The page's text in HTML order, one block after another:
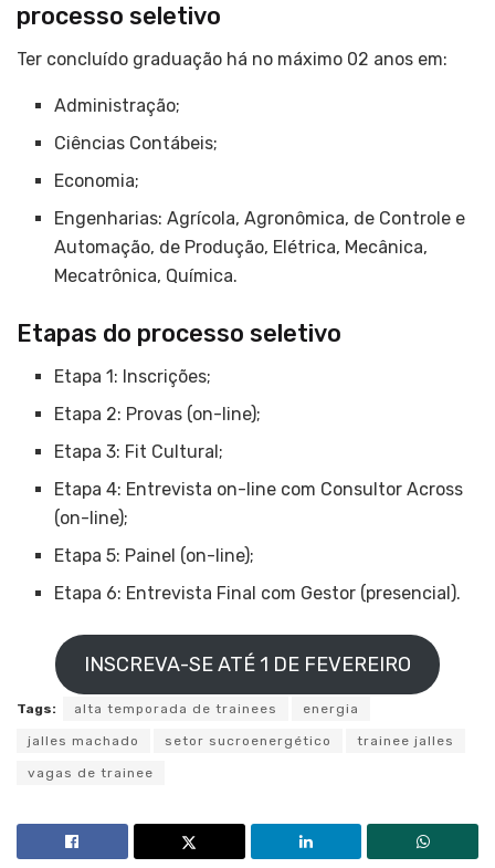
processo seletivo
Ter concluído graduação há no máximo 02 anos em:
Administração;
Ciências Contábeis;
Economia;
Engenharias: Agrícola, Agronômica, de Controle e
Automação, de Produção, Elétrica, Mecânica,
Mecatrônica, Química.
Etapas do processo seletivo
Etapa 1: Inscrições;
Etapa 2: Provas (on-line);
Etapa 3: Fit Cultural;
Etapa 4: Entrevista on-line com Consultor Across
(on-line);
Etapa 5: Painel (on-line);
Etapa 6: Entrevista Final com Gestor (presencial).
INSCREVA-SE ATÉ 1 DE FEVEREIRO
Tags: alta temporada de trainees energia
jalles machado setor sucroenergético trainee jalles
vagas de trainee